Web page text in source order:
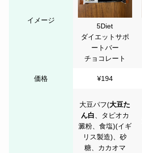
イメージ
5Diet
ダイエットサポ
ートバー
チョコレート
価格 ¥194
大豆パフ(大豆た
ん白、タピオカ
澱粉、食塩)(イギ
リス製造)、砂
糖、カカオマ